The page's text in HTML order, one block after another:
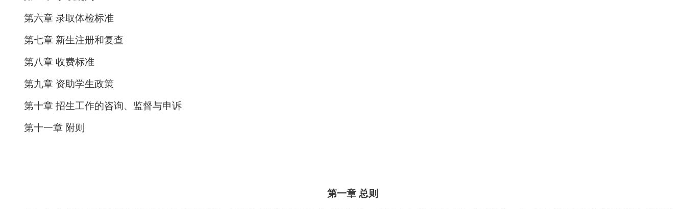
第六章 录取体检标准
第七章 新生注册和复查
第八章 收费标准
第九章 资助学生政策
第十章 招生工作的咨询、监督与申诉
第十一章 附则
第一章 总则